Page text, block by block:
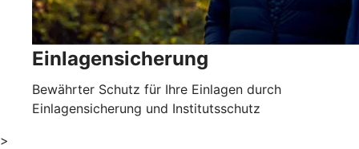
Einlagensicherung
Bewährter Schutz für Ihre Einlagen durch
Einlagensicherung und Institutsschutz
>